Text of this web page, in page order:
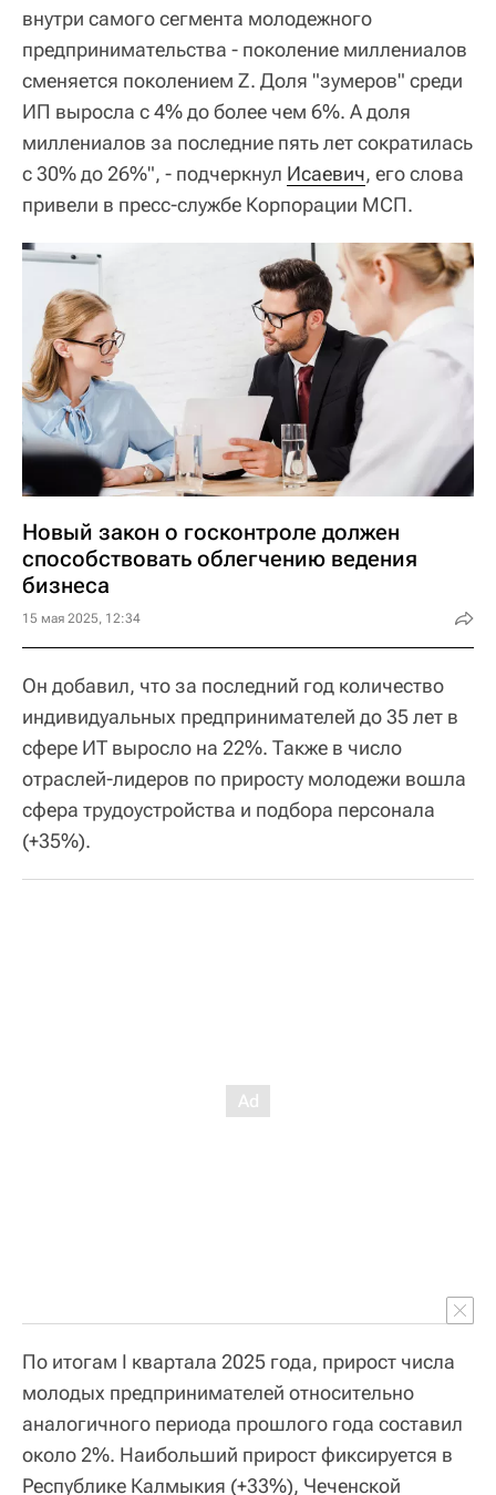
внутри самого сегмента молодежного
предпринимательства - поколение миллениалов
сменяется поколением Z. Доля "зумеров" среди
ИП выросла с 4% до более чем 6%. А доля
миллениалов за последние пять лет сократилась
с 30% до 26%", - подчеркнул Исаевич, его слова
привели в пресс-службе Корпорации МСП.
Новый закон о госконтроле должен
способствовать облегчению ведения
бизнеса
15 мая 2025, 12:34
Он добавил, что за последний год количество
индивидуальных предпринимателей до 35 лет в
сфере ИТ выросло на 22%. Также в число
отраслей-лидеров по приросту молодежи вошла
сфера трудоустройства и подбора персонала
(+35%).
По итогам I квартала 2025 года, прирост числа
молодых предпринимателей относительно
аналогичного периода прошлого года составил
около 2%. Наибольший прирост фиксируется в
Республике Калмыкия (+33%), Чеченской